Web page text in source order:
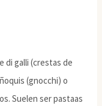
di galli (crestas de
(gnocchi) o
Suelen ser pastaas